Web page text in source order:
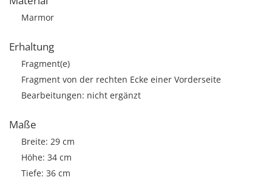
Marmor
Erhaltung
Fragment(e)
Fragment von der rechten Ecke einer Vorderseite
Bearbeitungen: nicht ergänzt
Maße
Breite: 29 cm
Höhe: 34 cm
Tiefe: 36 cm